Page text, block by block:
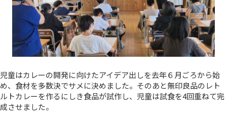
児童はカレーの開発に向けたアイデア出しを去年６月ごろから始
め、食材を多数決でサメに決めました。そのあと無印良品のレト
ルトカレーを作るにしき食品が試作し、児童は試食を4回重ねて完
成させました。